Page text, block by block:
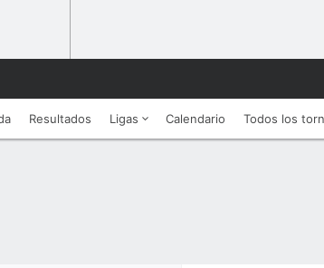
Resultados Ligas Calendario Todos los